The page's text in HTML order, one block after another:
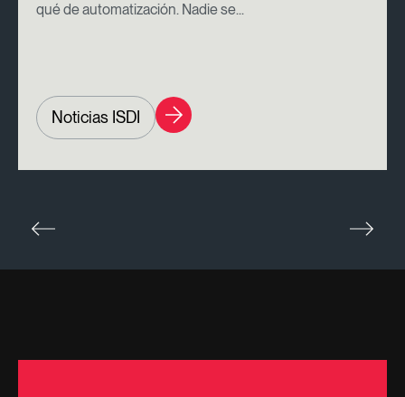
qué de automatización. Nadie se...
Noticias ISDI